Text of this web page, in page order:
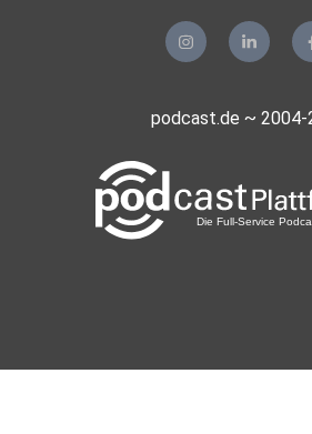
podcast.de ~ 2004-